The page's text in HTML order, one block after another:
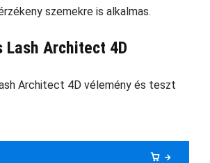
szemekre is alkalmas.
Lash Architect 4D